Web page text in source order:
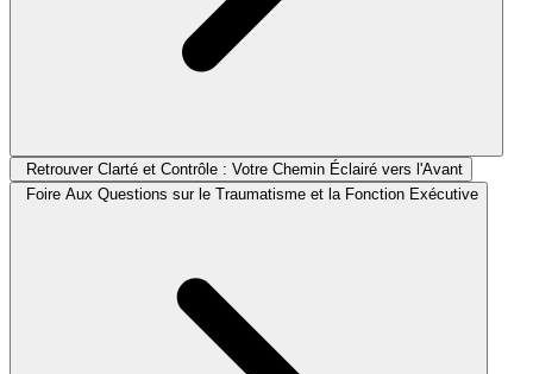
Retrouver Clarté et Contrôle : Votre Chemin Éclairé vers l'Avant
Foire Aux Questions sur le Traumatisme et la Fonction Exécutive